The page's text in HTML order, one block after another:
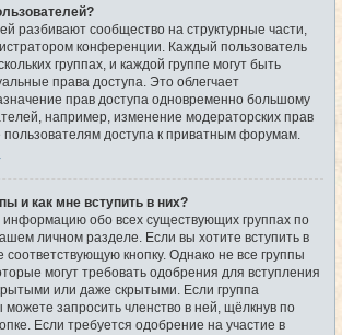
разбивают сообщество на структурные части,
конференции. Каждый пользователь
группах, и каждой группе могут быть
права доступа. Это облегчает
прав доступа одновременно большому
например, изменение модераторских прав
доступа к приватным форумам.
и как мне вступить в них?
обо всех существующих группах по
личном разделе. Если вы хотите вступить в
соответствующую кнопку. Однако не все группы
могут требовать одобрения для вступления
или даже скрытыми. Если группа
запросить членство в ней, щёлкнув по
Если требуется одобрение на участие в